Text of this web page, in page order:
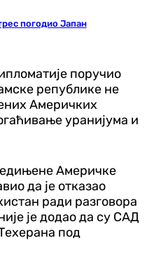
погодио Јапан
поручио
републике не
Америчких
уранијума и
Америчке
да је отказао
ради разговора
је додао да су САД
под